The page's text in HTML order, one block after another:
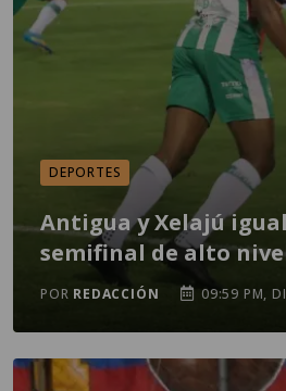
DEPORTES
Antigua y Xelajú
semifinal de alto
POR REDACCIÓN 09:59 PM,